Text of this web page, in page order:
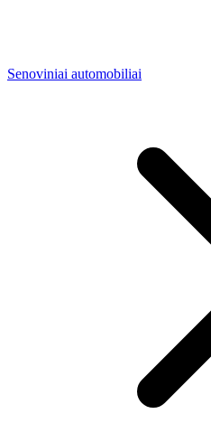
Senoviniai automobiliai